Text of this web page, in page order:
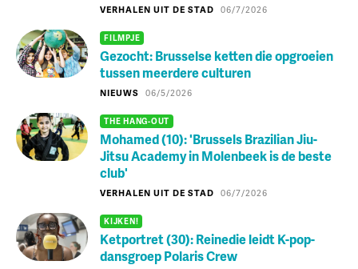
VERHALEN UIT DE STAD 06/7/2026
FILMPJE
Gezocht: Brusselse ketten die opgroeien
tussen meerdere culturen
NIEUWS 06/5/2026
THE HANG-OUT
Mohamed (10): 'Brussels Brazilian Jiu-
Jitsu Academy in Molenbeek is de beste
club'
VERHALEN UIT DE STAD 06/7/2026
KIJKEN!
Ketportret (30): Reinedie leidt K-pop-
dansgroep Polaris Crew